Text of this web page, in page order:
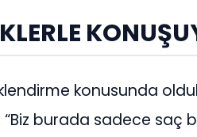
konusunda
burada sadece saç